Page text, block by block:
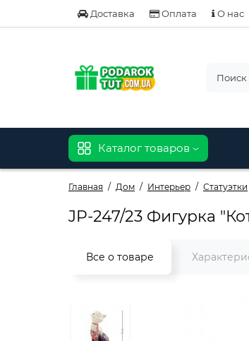
Доставка Оплата О нас
Каталог товаров
Главная Дом Интерьер Статуэтки
JP-247/23 Фигурка
Все о товаре